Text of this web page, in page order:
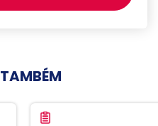
TAMBÉM